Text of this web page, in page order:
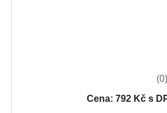
(0)
Cena: 792 Kč s